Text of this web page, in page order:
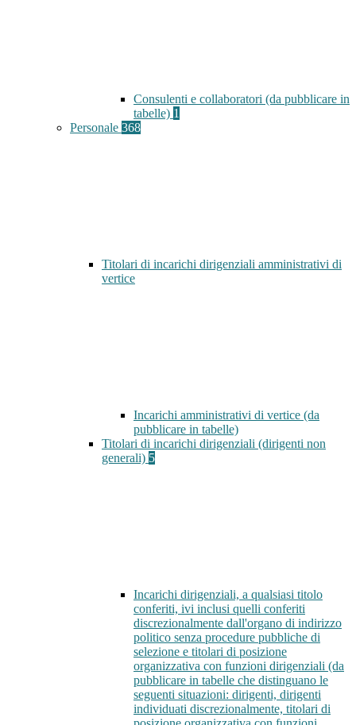
Consulenti e collaboratori (da pubblicare in
tabelle) 1
Personale 368
Titolari di incarichi dirigenziali amministrativi di
vertice
Incarichi amministrativi di vertice (da
pubblicare in tabelle)
Titolari di incarichi dirigenziali (dirigenti non
generali) 5
Incarichi dirigenziali, a qualsiasi titolo
conferiti, ivi inclusi quelli conferiti
discrezionalmente dall'organo di indirizzo
politico senza procedure pubbliche di
selezione e titolari di posizione
organizzativa con funzioni dirigenziali (da
pubblicare in tabelle che distinguano le
seguenti situazioni: dirigenti, dirigenti
individuati discrezionalmente, titolari di